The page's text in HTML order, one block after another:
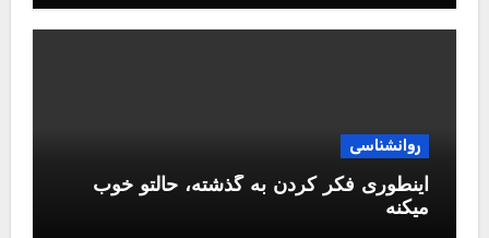
روانشناسی
اینطوری فکر کردن به گذشته، حالتو خوب
میکنه